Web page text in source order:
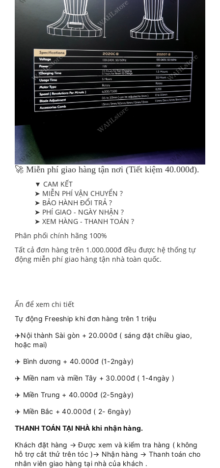
🚀 Miễn phí giao hàng tận nơi (Tiết kiệm 40.000đ).
▼ CAM KẾT
➤ MIỄN PHÍ VẬN CHUYỂN ?
➤ BẢO HÀNH ĐỔI TRẢ ?
➤ PHÍ GIAO - NGÀY NHẬN ?
➤ XEM HÀNG - THANH TOÁN ?
Phân phối chính hãng 100%
Tất cả đơn hàng trên 1.000.000đ đều được hệ thống tự
động miễn phí giao hàng tận nhà toàn quốc.
Ấn để xem chi tiết
Tự động Freeship khi đơn hàng trên 1 triệu
✈️Nội thành Sài gòn + 20.000đ ( sáng đặt chiều giao,
hoặc mai)
✈️ Bình dương + 40.000đ (1-2ngày)
✈️ Miền nam và miền Tây + 30.000đ ( 1-4ngày )
✈️ Miền Trung + 40.000đ (2-5ngày)
✈️ Miền Bắc + 40.000đ ( 2- 6ngày)
THANH TOÁN TẠI NHÀ khi nhận hàng.
Khách đặt hàng → Được xem và kiểm tra hàng ( không
hỗ trợ cắt thử trên tóc )→ Nhận hàng → Thanh toán cho
nhân viên giao hàng tại nhà của khách .